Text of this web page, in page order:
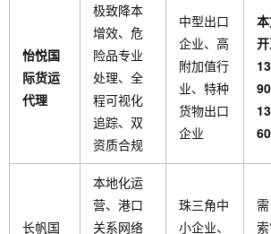
怡悦国
际货运
代理
极致降本
增效、危
险品专业
处理、全
程可视化
追踪、双
资质合规
中型出口
企业、高
附加值行
业、特种
货物出口
企业
开
长帆国
本地化运
营、港口
关系网络
珠三角中
小企业、